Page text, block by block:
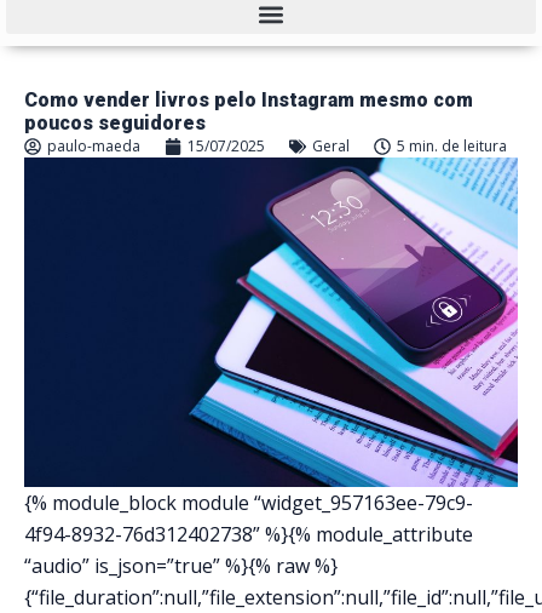
Como vender livros pelo Instagram mesmo com
poucos seguidores
paulo-maeda 15/07/2025 Geral 5 min. de leitura
{% module_block module “widget_957163ee-79c9-
4f94-8932-76d312402738” %}{% module_attribute
“audio” is_json=”true” %}{% raw %}